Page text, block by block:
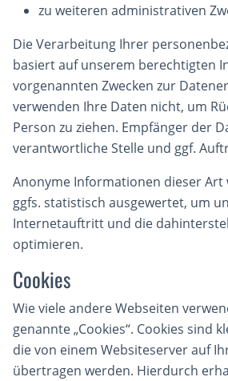
zu weiteren administrativen
Die Verarbeitung Ihrer
basiert auf unserem berechtigten
vorgenannten Zwecken zur
verwenden Ihre Daten nicht, um
Person zu ziehen. Empfänger der
verantwortliche Stelle und ggf.
Anonyme Informationen dieser Art
ggfs. statistisch ausgewertet, um
Internetauftritt und die
optimieren.
Cookies
Wie viele andere Webseiten
genannte „Cookies“. Cookies sind
die von einem Websiteserver auf
übertragen werden. Hierdurch